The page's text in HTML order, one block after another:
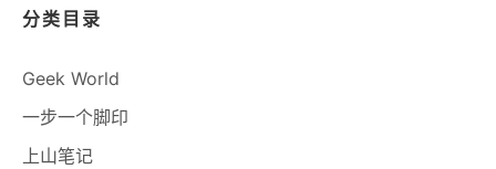
分类目录
Geek World
一步一个脚印
上山笔记